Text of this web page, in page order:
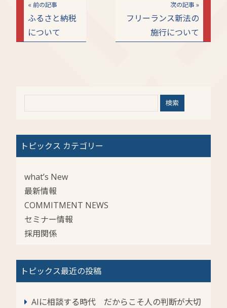
« 前の記事
ふるさと納税
について
次の記事 »
フリーランス新法の
施行について
トピックス カテゴリー
what’s New
最新情報
COMMITMENT NEWS
セミナー情報
採用関係
トピックス最近の投稿
AIに相談する時代 だからこそ人の判断が大切